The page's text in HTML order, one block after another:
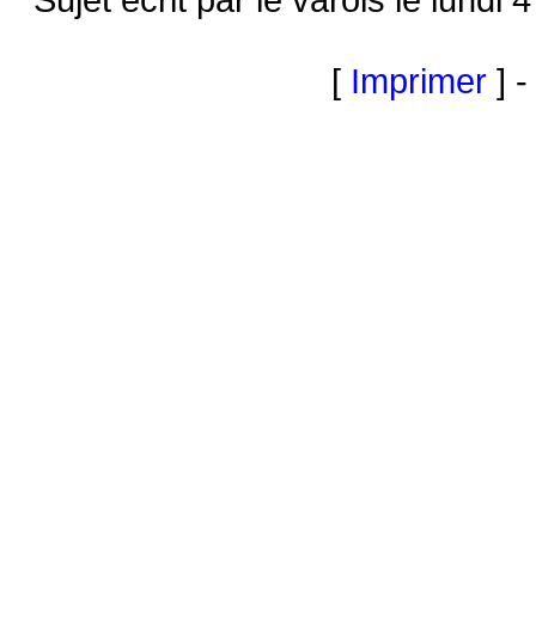
[ Imprimer ]